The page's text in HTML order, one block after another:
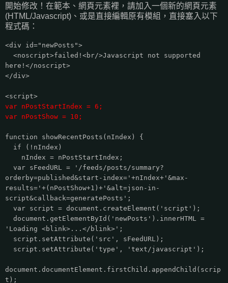
開始修改！在範本、網頁元素裡，請加入一個新的網頁元素
(HTML/Javascript)、或是直接編輯原有模組，直接塞入以下
程式碼：
<div id="newPosts">
<noscript>failed!<br/>Javascript not supported
here!</noscript>
</div>
<script>
var nPostStartIndex = 6;
var nPostShow = 10;
function showRecentPosts(nIndex) {
if (!nIndex)
nIndex = nPostStartIndex;
var sFeedURL = '/feeds/posts/summary?
orderby=published&start-index='+nIndex+'&max-
results='+(nPostShow+1)+'&alt=json-in-
script&callback=generatePosts';
var script = document.createElement('script');
document.getElementById('newPosts').innerHTML =
'Loading <blink>...</blink>';
script.setAttribute('src', sFeedURL);
script.setAttribute('type', 'text/javascript');
document.documentElement.firstChild.appendChild(scrip
t);